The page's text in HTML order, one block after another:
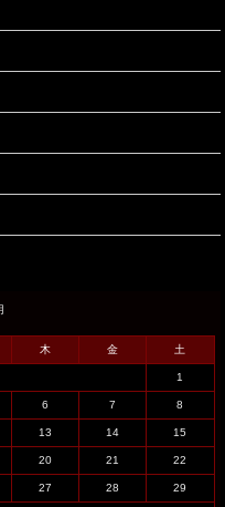
木 金 土
1
6 7 8
13 14 15
20 21 22
27 28 29